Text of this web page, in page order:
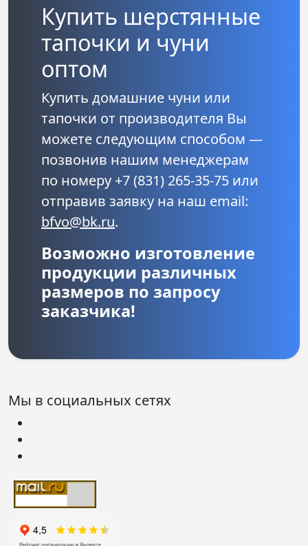
Купить шерстянные
тапочки и чуни
оптом
Купить домашние чуни или
тапочки от производителя Вы
можете следующим способом —
позвонив нашим менеджерам
по номеру +7 (831) 265-35-75 или
отправив заявку на наш email:
bfvo@bk.ru.
Возможно изготовление
продукции различных
размеров по запросу
заказчика!
Мы в социальных сетях